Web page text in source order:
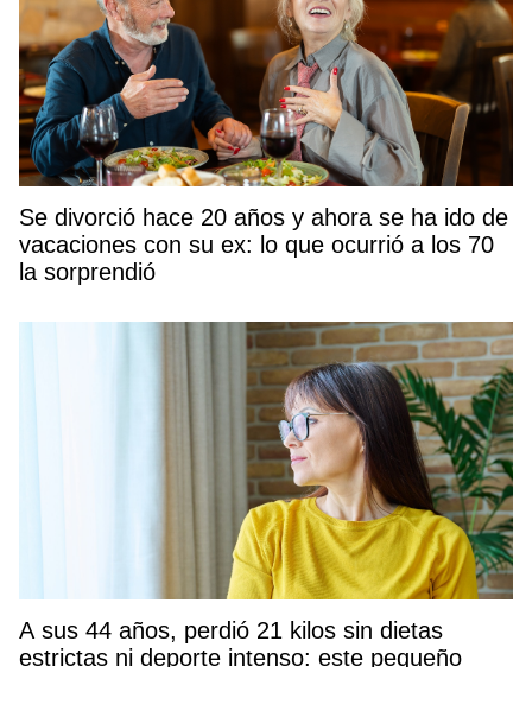
Se divorció hace 20 años y ahora se ha ido de
vacaciones con su ex: lo que ocurrió a los 70
la sorprendió
A sus 44 años, perdió 21 kilos sin dietas
estrictas ni deporte intenso: este pequeño